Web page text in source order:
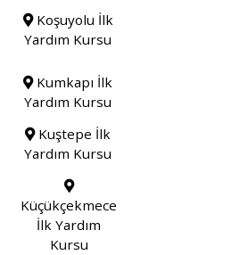
Koşuyolu İlk
Yardım Kursu
Kumkapı İlk
Yardım Kursu
Kuştepe İlk
Yardım Kursu
Küçükçekmece
İlk Yardım
Kursu